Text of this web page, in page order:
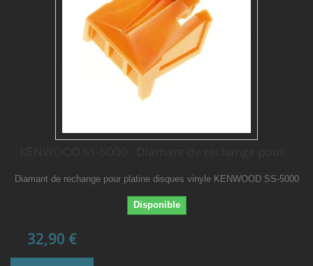
Diamant de rechange pour platine disques vinyle KENWOOD SS-5000
Disponible
32,90 €